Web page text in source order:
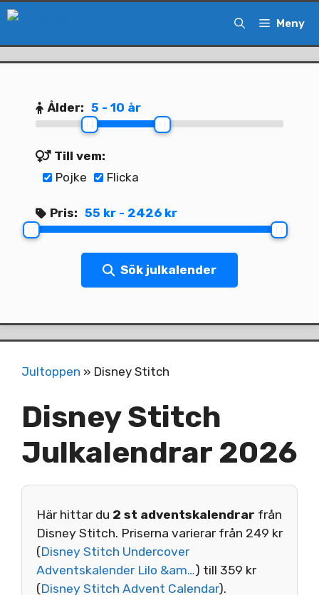
Hoppa
innehåll
Meny
Ålder: 5 - 10 år
Till vem:
Pojke
Flicka
Pris: 55 kr - 2426 kr
Sök julkalender
Jultoppen » Disney Stitch
Disney Stitch
Julkalendrar 2026
Här hittar du 2 st adventskalendrar från
Disney Stitch. Priserna varierar från 249 kr
(Disney Stitch Undercover
Adventskalender Lilo &am…) till 359 kr
(Disney Stitch Advent Calendar).